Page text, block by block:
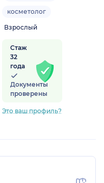
косметолог
Взрослый
Стаж
32
года
Документы
проверены
Это ваш профиль?